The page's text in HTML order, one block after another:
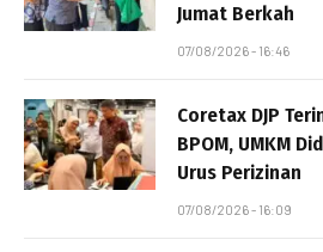
Jumat Berkah
07/08/2026 - 16:46
Coretax DJP
BPOM, UMKM
Urus Perizinan
07/08/2026 - 16:09